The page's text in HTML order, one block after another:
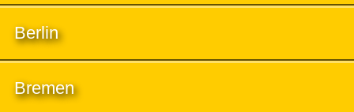
Berlin
Bremen